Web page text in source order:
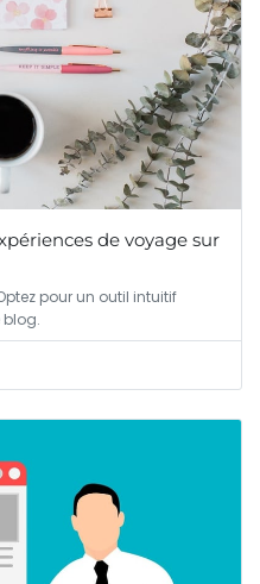
de voyage sur
pour un outil intuitif
blog.